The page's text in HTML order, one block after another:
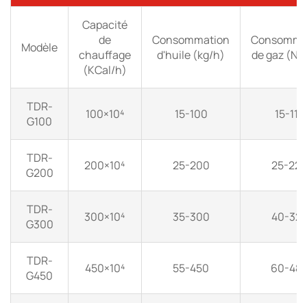
Modèle
Capacité
de
chauffage
(KCal/h)
Consommation
d'huile (kg/h)
de gaz
TDR-
G100
100×10⁴ 15-100 15-110
TDR-
G200
200×10⁴ 25-200 25-220
TDR-
G300
300×10⁴ 35-300 40-
TDR-
G450
450×10⁴ 55-450 60-